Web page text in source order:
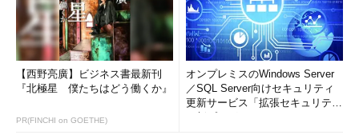
能
]
var roleType='customRole' // カスタムロール
// 拡張機能リソース生成： ロール定義
'Microsoft.Authorization/roleDefinitions@2022-04-01'
【西野亮廣】ビジネス書最新刊
『北極星 僕たちはどう働くか』
PR(FINCHI on GOETHE)
オンプレミスのWindows Server
／SQL Server向けセキュリティ
更新サービス「拡張セキュリティ